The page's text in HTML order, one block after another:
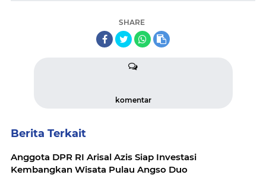
SHARE
komentar
Berita Terkait
Anggota DPR RI Arisal Azis Siap Investasi
Kembangkan Wisata Pulau Angso Duo